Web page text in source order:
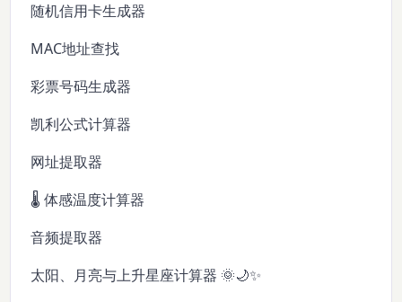
随机信用卡生成器
MAC地址查找
彩票号码生成器
凯利公式计算器
网址提取器
🌡️ 体感温度计算器
音频提取器
太阳、月亮与上升星座计算器 🌞🌙✨